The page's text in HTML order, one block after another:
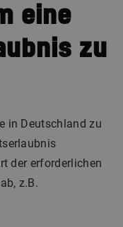
eine
zu
in Deutschland zu
der erforderlichen
z.B.